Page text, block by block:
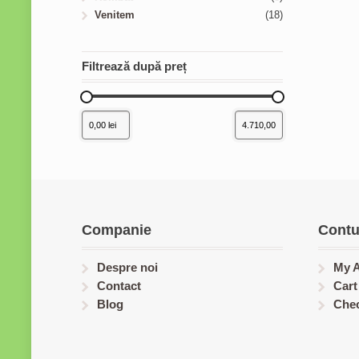
Venitem
(18)
Filtrează după preț
Companie
Despre noi
Contact
Blog
My
Cart